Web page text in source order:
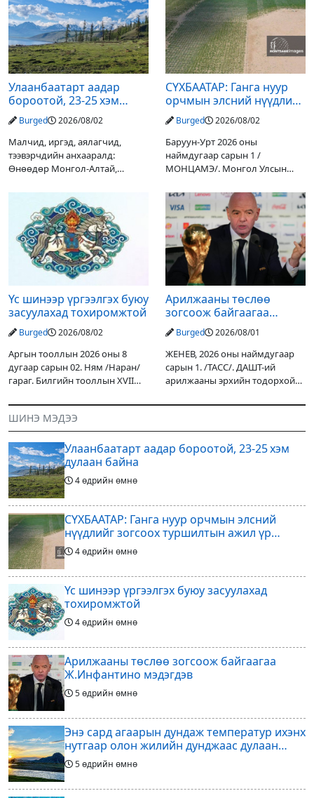
Улаанбаатарт аадар
бороотой, 23-25 хэм
дулаан байна
Burged 2026/08/02
Малчид, иргэд, аялагчид,
тээвэрчдийн анхааралд:
Өнөөдөр Монгол-Алтай,
уулархаг нутгаар бороо, дуу
цахилгаантай аадар бороо
орох тул голуудын усны
түвшин нэмэгдэх, нөөлөг
СҮХБААТАР: Ганга нуур
орчмын элсний нүүдлийг
зогсоох туршилтын ажил
үр дүнгээ өгч эхэлжээ
Burged 2026/08/02
Баруун-Урт 2026 оны
наймдугаар сарын 1 /
МОНЦАМЭ/. Монгол Улсын
Дарьгангын Ганга нуурыг
сэргээн, хамгаалах төслийг
улсын төсвийн хөрөнгө
оруулалтаар хийж буй.
Төслийн
Үс шинээр үргээлгэх буюу
засуулахад тохиромжтой
Burged 2026/08/02
Аргын тооллын 2026 оны 8
дугаар сарын 02. Ням /Наран/
гараг. Билгийн тооллын XVII
гал Морин жилийн Зуны адаг
хөхөгчин хонь сарын шинийн
19, Адъяа /Асралт/
Арилжааны төслөө
зогсоож байгаагаа
Ж.Инфантино мэдэгдэв
Burged 2026/08/01
ЖЕНЕВ, 2026 оны наймдугаар
сарын 1. /ТАСС/. ДАШТ-ий
арилжааны эрхийн тодорхой
оруулагчдад худалдах
шийдвэрлэснээ ФИФА-гийн
ерөнхийлөгч Жанни
ШИНЭ МЭДЭЭ
Улаанбаатарт аадар бороотой, 23-25 хэм
дулаан байна
4 өдрийн өмнө
СҮХБААТАР: Ганга нуур орчмын элсний
нүүдлийг зогсоох туршилтын ажил үр
дүнгээ өгч эхэлжээ
4 өдрийн өмнө
Үс шинээр үргээлгэх буюу засуулахад
тохиромжтой
4 өдрийн өмнө
Арилжааны төслөө зогсоож байгаагаа
Ж.Инфантино мэдэгдэв
5 өдрийн өмнө
Энэ сард агаарын дундаж температур ихэнх
нутгаар олон жилийн дунджаас дулаан
байна
5 өдрийн өмнө